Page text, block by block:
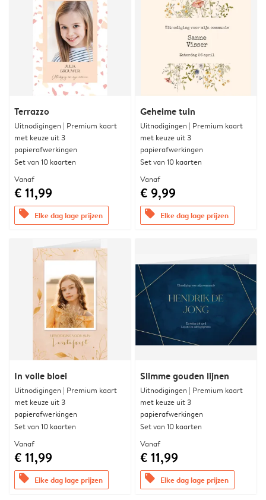
Terrazzo
Uitnodigingen | Premium kaart
met keuze uit 3
papierafwerkingen
Set van 10 kaarten
Vanaf
€ 11,99
offers Elke dag lage prijzen
Geheime tuin
Uitnodigingen | Premium kaart
met keuze uit 3
papierafwerkingen
Set van 10 kaarten
Vanaf
€ 9,99
offers Elke dag lage prijzen
In volle bloei
Uitnodigingen | Premium kaart
met keuze uit 3
papierafwerkingen
Set van 10 kaarten
Vanaf
€ 11,99
offers Elke dag lage prijzen
Slimme gouden lijnen
Uitnodigingen | Premium kaart
met keuze uit 3
papierafwerkingen
Set van 10 kaarten
Vanaf
€ 11,99
offers Elke dag lage prijzen